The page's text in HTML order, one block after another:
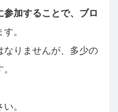
参加することで、ブロ
。
なりませんが、多少の
。